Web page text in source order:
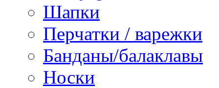
Шапки
Перчатки / варежки
Банданы/балаклавы
Носки